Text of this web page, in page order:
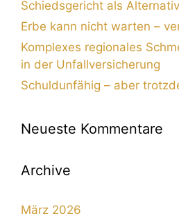
Schiedsgericht als
Erbe kann nicht warten –
Komplexes regionales
in der Unfallversicherung
Schuldunfähig – aber
Neueste Kommentare
Archive
März 2026